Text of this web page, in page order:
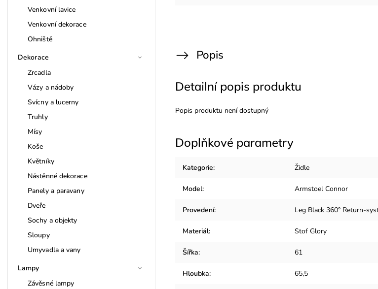
Venkovní lavice
Venkovní dekorace
Ohniště
Dekorace
Zrcadla
Vázy a nádoby
Svícny a lucerny
Truhly
Mísy
Koše
Květníky
Nástěnné dekorace
Panely a paravany
Dveře
Sochy a objekty
Sloupy
Umyvadla a vany
Lampy
Závěsné lampy
Popis
Detailní popis produktu
Popis produktu není dostupný
Doplňkové parametry
Kategorie: Židle
Model: Armstoel Connor
Provedení: Leg Black 360° Return-
Materiál: Stof Glory
Šířka: 61
Hloubka: 65,5